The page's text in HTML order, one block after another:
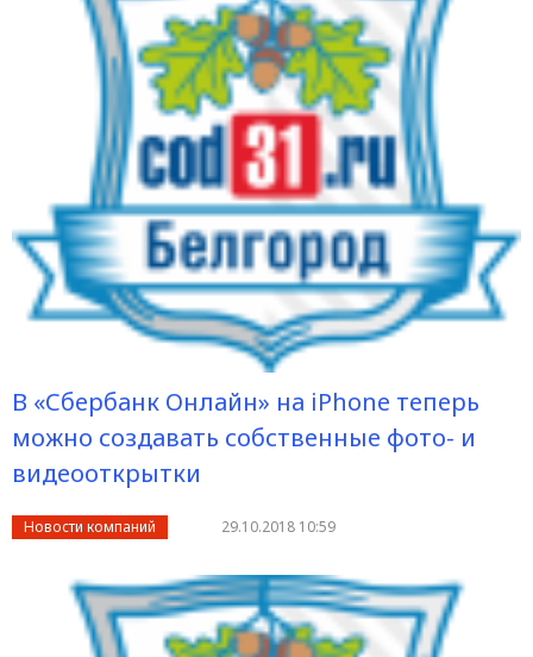
В «Сбербанк Онлайн» на iPhone теперь
можно создавать собственные фото- и
видеооткрытки
Новости компаний 29.10.2018 10:59